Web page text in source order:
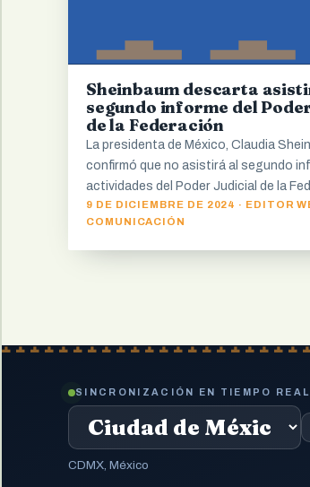
Sheinbaum descarta
segundo informe del
de la Federación
La presidenta de México, Claudia
confirmó que no asistirá al segundo
actividades del Poder Judicial de la
9 DE DICIEMBRE DE 2024 · EDITOR
COMUNICACIÓN
SINCRONIZACIÓN EN TIEMPO REAL
CDMX, México